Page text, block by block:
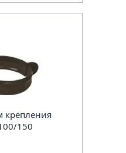
крепления
150